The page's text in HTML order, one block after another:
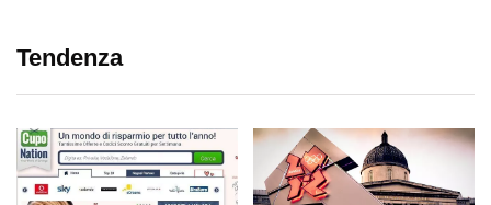
Tendenza